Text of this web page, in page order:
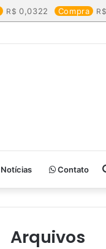
0,0322 Compra
Notícias Contato
Arquivos